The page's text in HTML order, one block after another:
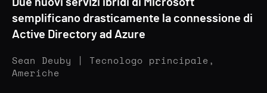
Due nuovi servizi ibridi di Microsoft
semplificano drasticamente la connessione di
Active Directory ad Azure
Sean Deuby | Tecnologo principale,
Americhe